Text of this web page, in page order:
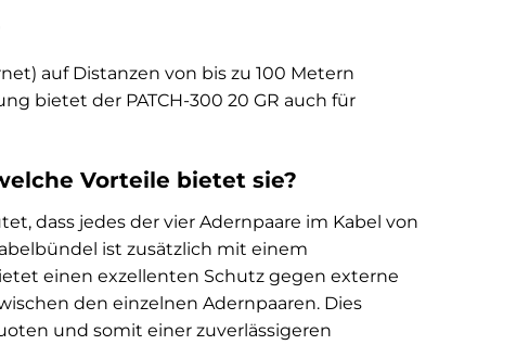
auf Distanzen von bis zu 100 Metern
bietet der PATCH-300 20 GR auch für
Vorteile bietet sie?
dass jedes der vier Adernpaare im Kabel von
ist zusätzlich mit einem
einen exzellenten Schutz gegen externe
den einzelnen Adernpaaren. Dies
und somit einer zuverlässigeren